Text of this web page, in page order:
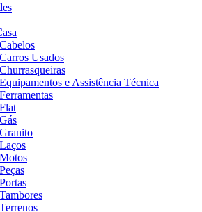
Usados
e Assistência Técnica